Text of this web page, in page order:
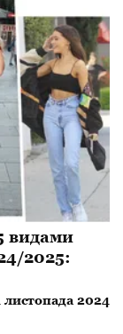
видами
2025:
листопада 2024